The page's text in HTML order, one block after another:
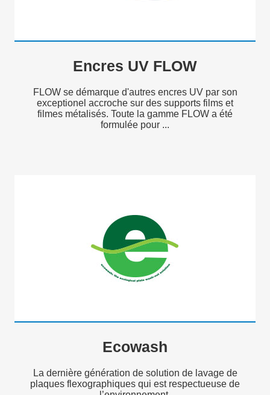
Encres UV FLOW
FLOW se démarque d'autres encres UV par son
exceptionel accroche sur des supports films et
filmes métalisés. Toute la gamme FLOW a été
formulée pour ...
Ecowash
La dernière génération de solution de lavage de
plaques flexographiques qui est respectueuse de